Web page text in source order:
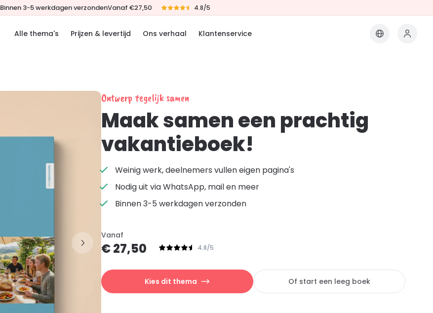
Binnen 3-5 werkdagen verzondenVanaf €27,50 4.8/5
Alle thema's Prijzen & levertijd Ons verhaal Klantenservice
Ontwerp tegelijk samen
Maak samen een prachtig
vakantieboek!
Weinig werk, deelnemers vullen eigen pagina's
Nodig uit via WhatsApp, mail en meer
Binnen 3-5 werkdagen verzonden
Vanaf
€ 27,50 4.8/5
Kies dit thema Of start een leeg boek